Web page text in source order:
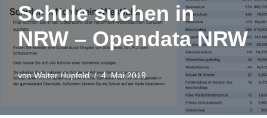
Schule suchen in
NRW – Opendata NRW
vonWalter Hupfeld 4. Mai 2019